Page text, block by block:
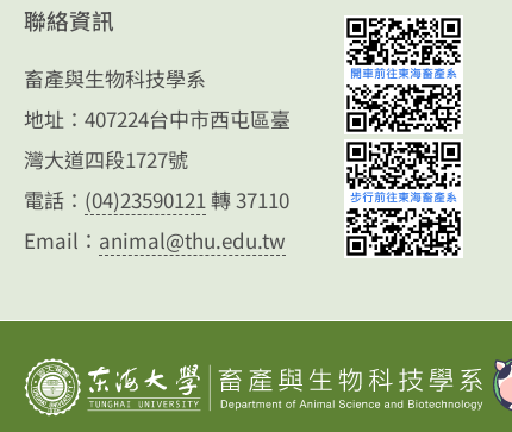
聯絡資訊
畜產與生物科技學系
地址：407224台中市西屯區臺
灣大道四段1727號
電話： (04)23590121 轉 37110
Email： animal@thu.edu.tw